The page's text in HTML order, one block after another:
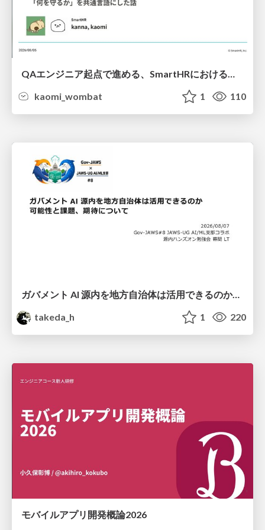
QAエンジニア起点で進める、SmartHRにおける信頼性向上について
kaomi_wombat
1 110
ガバメント AI 源内を地方自治体は活用できるのか 可能性と課題、期待について
takeda_h
1 220
モバイルアプリ開発概論2026